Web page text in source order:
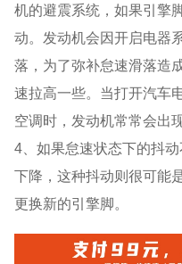
机的避震系统，如果引擎
动。发动机会因开启电器
落，为了弥补怠速滑落造
速拉高一些。当打开汽车
空调时，发动机常常会出
4、如果怠速状态下的抖
下降，这种抖动则很可能
更换新的引擎脚。